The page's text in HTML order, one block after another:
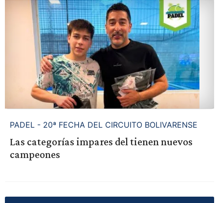
PADEL - 20ª FECHA DEL CIRCUITO BOLIVARENSE
Las categorías impares del tienen nuevos
campeones